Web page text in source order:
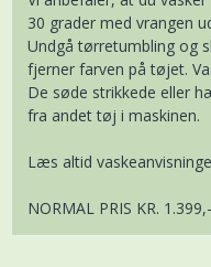
30 grader med vrangen
Undgå tørretumbling og
fjerner farven på tøjet.
De søde strikkede eller
fra andet tøj i maskinen.
Læs altid
NORMAL PRIS KR.